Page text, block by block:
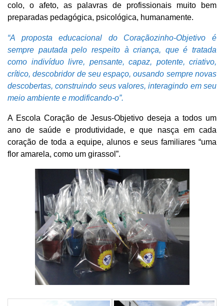
colo, o afeto, as palavras de profissionais muito bem
preparadas pedagógica, psicológica, humanamente.
“A proposta educacional do Coraçãozinho-Objetivo é
sempre pautada pelo respeito à criança, que é tratada
como indivíduo livre, pensante, capaz, potente, criativo,
crítico, descobridor de seu espaço, ousando sempre novas
descobertas, construindo seus valores, interagindo em seu
meio ambiente e modificando-o”.
A Escola Coração de Jesus-Objetivo deseja a todos um
ano de saúde e produtividade, e que nasça em cada
coração de toda a equipe, alunos e seus familiares “uma
flor amarela, como um girassol”.